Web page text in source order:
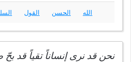
الله الحسن القول
نحن قد نرى إنساناً تقياً قد